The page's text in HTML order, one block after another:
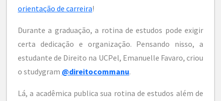
orientação de carreira!
Durante a graduação, a rotina de estudos pode exigir
certa dedicação e organização. Pensando nisso, a
estudante de Direito na UCPel, Emanuelle Favaro, criou
o studygram @direitocommanu.
Lá, a acadêmica publica sua rotina de estudos além de